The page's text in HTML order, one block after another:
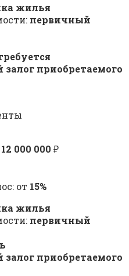
жилья
первичный
залог приобретаемого
12 000 000 ₽
от 15%
жилья
первичный
залог приобретаемого